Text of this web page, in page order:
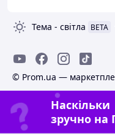
Тема - світла BETA
© Prom.ua —
Наскільки
зручно на